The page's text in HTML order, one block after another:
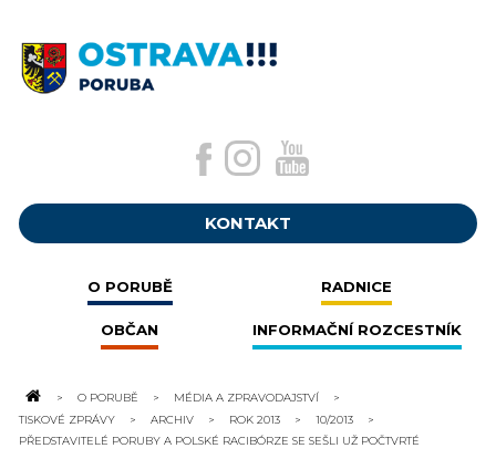
KONTAKT
O PORUBĚ RADNICE
OBČAN INFORMAČNÍ ROZCESTNÍK
O PORUBĚ
MÉDIA A ZPRAVODAJSTVÍ
TISKOVÉ ZPRÁVY
ARCHIV ROK 2013
10/2013
PŘEDSTAVITELÉ PORUBY A POLSKÉ RACIBÓRZE SE SEŠLI UŽ POČTVRTÉ